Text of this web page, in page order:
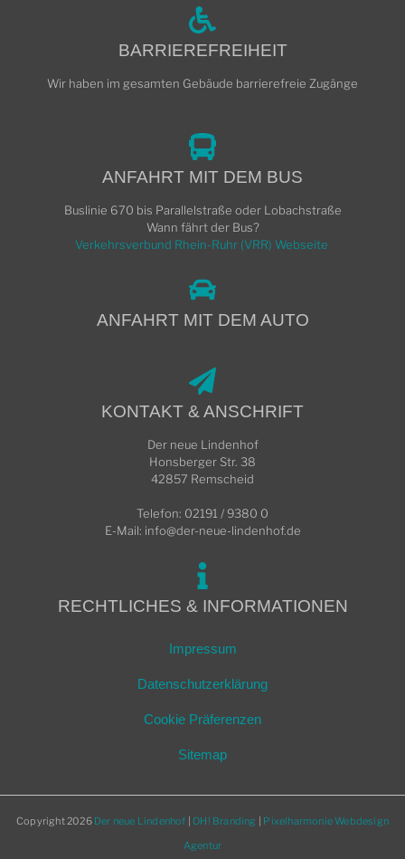
BARRIEREFREIHEIT
Wir haben im gesamten Gebäude barrierefreie Zugänge
ANFAHRT MIT DEM BUS
Buslinie 670 bis Parallelstraße oder Lobachstraße
Wann fährt der Bus?
Verkehrsverbund Rhein-Ruhr (VRR) Webseite
ANFAHRT MIT DEM AUTO
KONTAKT & ANSCHRIFT
Der neue Lindenhof
Honsberger Str. 38
42857 Remscheid
Telefon: 02191 / 9380 0
E-Mail: info@der-neue-lindenhof.de
RECHTLICHES & INFORMATIONEN
Impressum
Datenschutzerklärung
Cookie Präferenzen
Sitemap
Copyright 2026 Der neue Lindenhof OH! Branding
Pixelharmonie Webdesign
Agentur